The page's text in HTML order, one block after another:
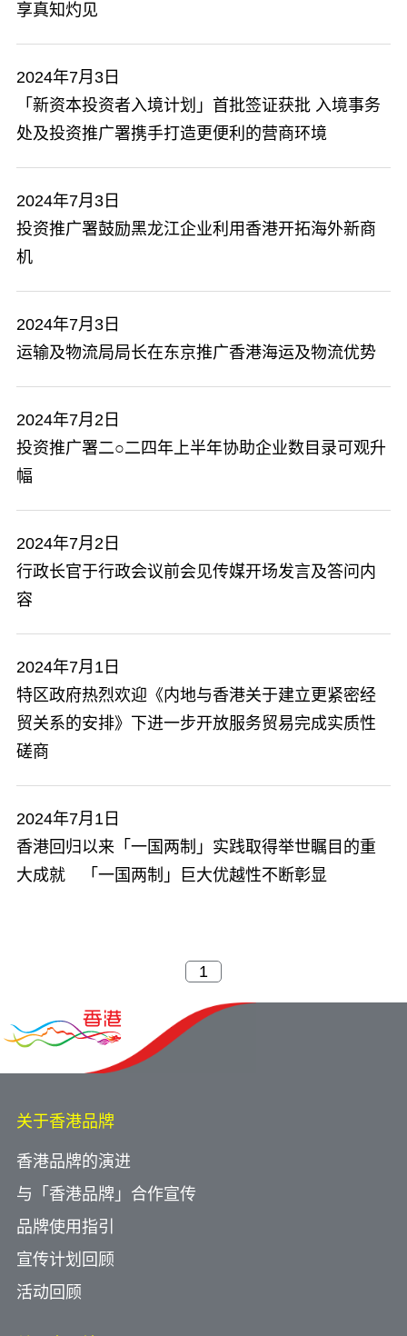
享真知灼见
2024年7月3日
「新资本投资者入境计划」首批签证获批 入境事务
处及投资推广署携手打造更便利的营商环境
2024年7月3日
投资推广署鼓励黑龙江企业利用香港开拓海外新商
机
2024年7月3日
​运输及物流局局长在东京推广香港海运及物流优势
2024年7月2日
投资推广署二○二四年上半年协助企业数目录可观升
幅
2024年7月2日
​行政长官于行政会议前会见传媒开场发言及答问内
容
2024年7月1日
特区政府热烈欢迎《内地与香港关于建立更紧密经
贸关系的安排》下进一步开放服务贸易完成实质性
磋商
2024年7月1日
香港回归以来「一国两制」实践取得举世瞩目的重
大成就 「一国两制」巨大优越性不断彰显
关于香港品牌
香港品牌的演进
与「香港品牌」合作宣传
品牌使用指引
宣传计划回顾
活动回顾